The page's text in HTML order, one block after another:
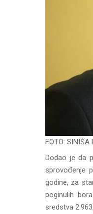
FOTO: SINIŠA
Dodao je da
sprovođenje
godine, za
poginulih
sredstva